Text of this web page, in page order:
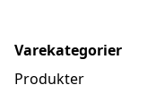
Varekategorier
Produkter